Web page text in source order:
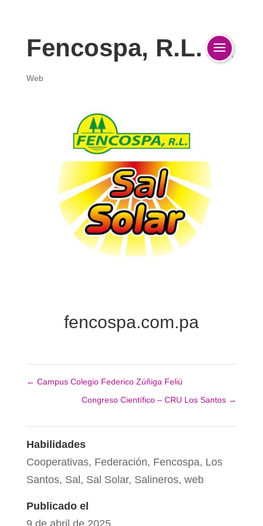
Fencospa, R.L. diseño,
Web
fencospa.com.pa
← Campus Colegio Federico Zúñiga Feliú
Congreso Científico – CRU Los Santos →
Habilidades
Cooperativas, Federación, Fencospa, Los
Santos, Sal , Sal Solar, Salineros, web
Publicado el